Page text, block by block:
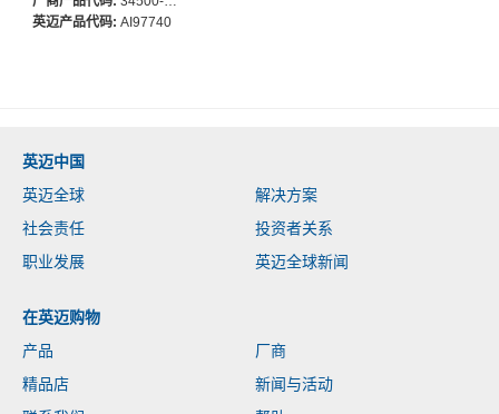
英迈产品代码: AI97740
英迈中国
英迈全球
解决方案
社会责任
投资者关系
职业发展
英迈全球新闻
在英迈购物
产品
厂商
精品店
新闻与活动